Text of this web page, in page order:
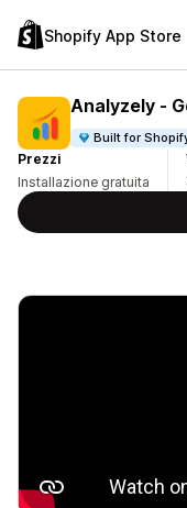
Shopify App Store
Analyzely ‑
Built for
Prezzi
Installazione gratuita